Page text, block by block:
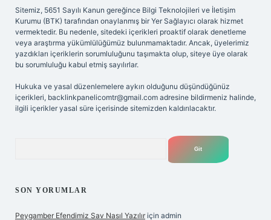
Sitemiz, 5651 Sayılı Kanun gereğince Bilgi Teknolojileri ve İletişim
Kurumu (BTK) tarafından onaylanmış bir Yer Sağlayıcı olarak hizmet
vermektedir. Bu nedenle, sitedeki içerikleri proaktif olarak denetleme
veya araştırma yükümlülüğümüz bulunmamaktadır. Ancak, üyelerimiz
yazdıkları içeriklerin sorumluluğunu taşımakta olup, siteye üye olarak
bu sorumluluğu kabul etmiş sayılırlar.
Hukuka ve yasal düzenlemelere aykırı olduğunu düşündüğünüz
içerikleri, backlinkpanelicomtr@gmail.com adresine bildirmeniz halinde,
ilgili içerikler yasal süre içerisinde sitemizden kaldırılacaktır.
SON YORUMLAR
Peygamber Efendimiz Sav Nasıl Yazılır için admin